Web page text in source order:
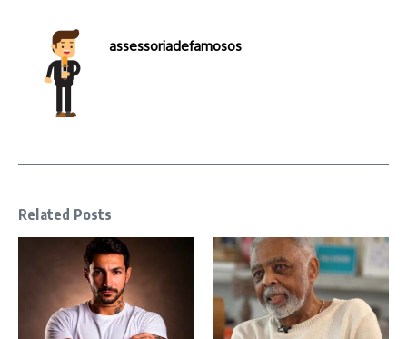
assessoriadefamosos
Related Posts